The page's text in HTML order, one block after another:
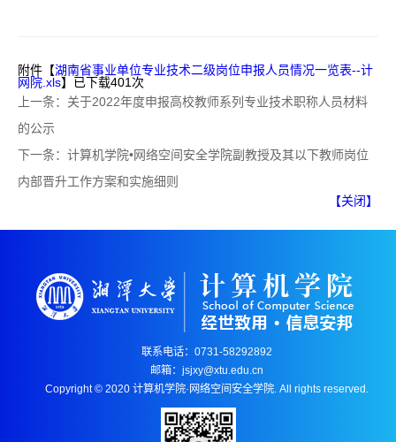
附件【湖南省事业单位专业技术二级岗位申报人员情况一览表--计
网院.xls】已下载401次
上一条： 关于2022年度申报高校教师系列专业技术职称人员材料
的公示
下一条： 计算机学院•网络空间安全学院副教授及其以下教师岗位
内部晋升工作方案和实施细则
【关闭】
联系电话：0731-58292892
邮箱：jsjxy@xtu.edu.cn
Copyright © 2020 计算机学院·网络空间安全学院. All rights reserved.